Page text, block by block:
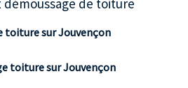
de toiture
toiture sur Jouvençon
toiture sur Jouvençon